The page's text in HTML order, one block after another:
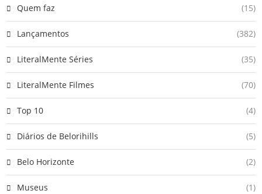
Quem faz (15)
Lançamentos (382)
LiteralMente Séries (35)
LiteralMente Filmes (70)
Top 10 (4)
Diários de Belorihills (5)
Belo Horizonte (2)
Museus (1)